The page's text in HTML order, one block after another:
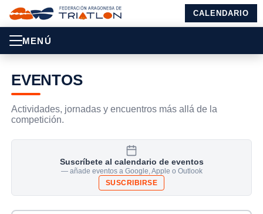
CALENDARIO
MENÚ
EVENTOS
Actividades, jornadas y encuentros más allá de la
competición.
Suscríbete al calendario de eventos
— añade eventos a Google, Apple o Outlook
SUSCRIBIRSE